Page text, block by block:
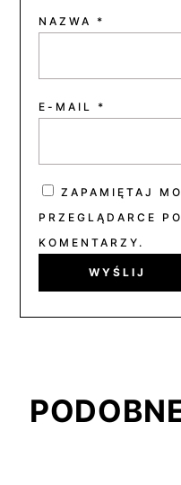
NAZWA *
E-MAIL *
ZAPAMIĘTAJ
PRZEGLĄDARCE
KOMENTARZY.